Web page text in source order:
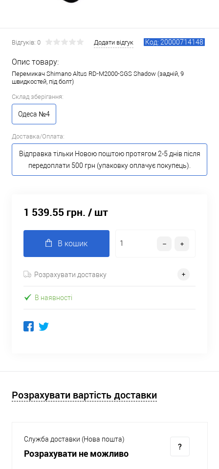
Відгуків: 0 Додати відгук Код: 20000714148
Опис товару:
Перемикач Shimano Altus RD-M2000-SGS Shadow (задній, 9
швидкостей, під болт)
Склад зберігання:
Одеса №4
Доставка/Оплата:
Відправка тільки Новою поштою протягом 2-5 днів після
передоплати 500 грн (упаковку оплачує покупець).
1 539.55 грн. / шт
В кошик
Розрахувати доставку
В наявності
Розрахувати вартість доставки
Служба доставки (Нова пошта)
Розрахувати не можливо